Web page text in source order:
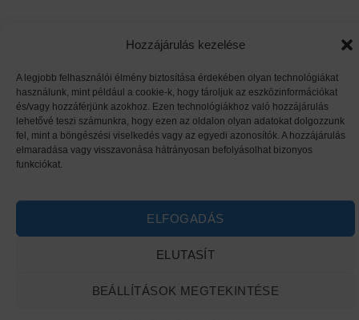
Hozzájárulás kezelése
A legjobb felhasználói élmény biztosítása érdekében olyan technológiákat
használunk, mint például a cookie-k, hogy tároljuk az eszközinformációkat
és/vagy hozzáférjünk azokhoz. Ezen technológiákhoz való hozzájárulás
lehetővé teszi számunkra, hogy ezen az oldalon olyan adatokat dolgozzunk
fel, mint a böngészési viselkedés vagy az egyedi azonosítók. A hozzájárulás
elmaradása vagy visszavonása hátrányosan befolyásolhat bizonyos
funkciókat.
ELFOGADÁS
ELUTASÍT
BEÁLLÍTÁSOK MEGTEKINTÉSE